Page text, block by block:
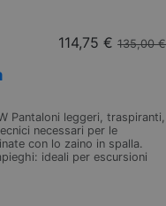
114,75 € 135,00 €
Pantaloni leggeri, traspiranti,
necessari per le
con lo zaino in spalla.
ideali per escursioni